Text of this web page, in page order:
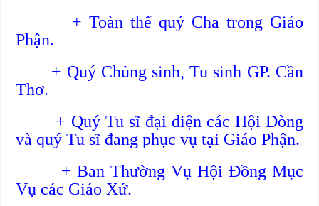
+ Toàn thể quý Cha trong Giáo
Phận.
+ Quý Chủng sinh, Tu sinh GP. Cần
Thơ.
+ Quý Tu sĩ đại diện các Hội Dòng
và quý Tu sĩ đang phục vụ tại Giáo Phận.
+ Ban Thường Vụ Hội Đồng Mục
Vụ các Giáo Xứ.